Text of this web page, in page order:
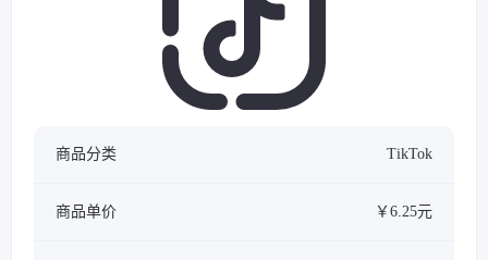
商品分类 TikTok
商品单价 ￥6.25元